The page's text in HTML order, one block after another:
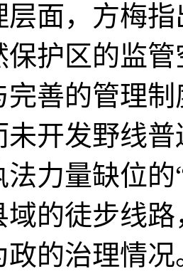
，方梅指
保护区的监
完善的管理
未开发野线
力量缺位
域的徒步线
政的治理情况